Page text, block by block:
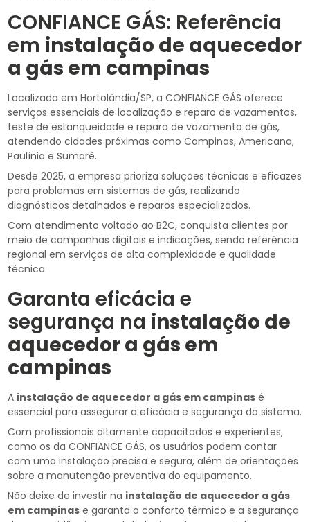
CONFIANCE GÁS: Referência
em instalação de aquecedor
a gás em campinas
Localizada em Hortolândia/SP, a CONFIANCE GÁS oferece
serviços essenciais de localização e reparo de vazamentos,
teste de estanqueidade e reparo de vazamento de gás,
atendendo cidades próximas como Campinas, Americana,
Paulínia e Sumaré.
Desde 2025, a empresa prioriza soluções técnicas e eficazes
para problemas em sistemas de gás, realizando
diagnósticos detalhados e reparos especializados.
Com atendimento voltado ao B2C, conquista clientes por
meio de campanhas digitais e indicações, sendo referência
regional em serviços de alta complexidade e qualidade
técnica.
Garanta eficácia e
segurança na instalação de
aquecedor a gás em
campinas
A instalação de aquecedor a gás em campinas é
essencial para assegurar a eficácia e segurança do sistema.
Com profissionais altamente capacitados e experientes,
como os da CONFIANCE GÁS, os usuários podem contar
com uma instalação precisa e segura, além de orientações
sobre a manutenção preventiva do equipamento.
Não deixe de investir na instalação de aquecedor a gás
em campinas e garanta o conforto térmico e a segurança